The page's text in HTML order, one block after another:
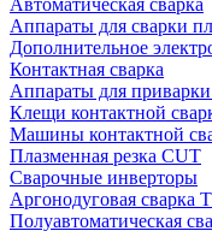
Автоматическая сварка
Аппараты для сварки
Дополнительное
Контактная сварка
Аппараты для
Клещи контактной
Машины контактной
Плазменная резка CUT
Сварочные инверторы
Аргонодуговая сварка
Полуавтоматическая